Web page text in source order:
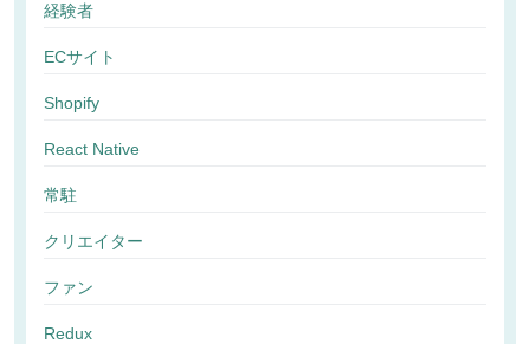
経験者
ECサイト
Shopify
React Native
常駐
クリエイター
ファン
Redux